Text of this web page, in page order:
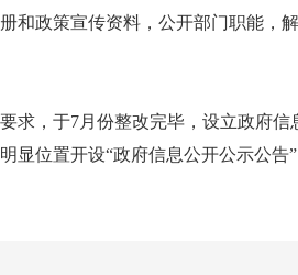
和政策宣传资料，公开部门职能，
求，于7月份整改完毕，设立政府
显位置开设“政府信息公开公示公